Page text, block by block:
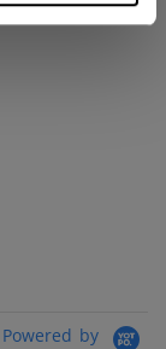
Powered by